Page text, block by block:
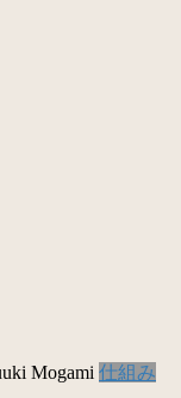
Mogami 仕組み